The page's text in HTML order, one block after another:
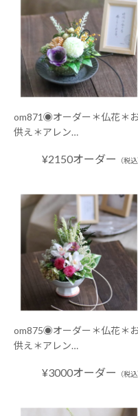
om871◉オーダー＊仏花＊
供え＊アレン…
¥2150オーダー （税込
om875◉オーダー＊仏花＊
供え＊アレン…
¥3000オーダー （税込